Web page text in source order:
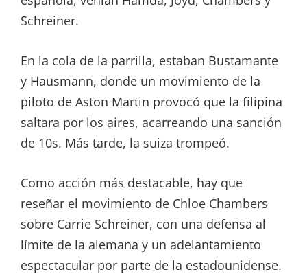
Schreiner.
En la cola de la parrilla, estaban Bustamante
y Hausmann, donde un movimiento de la
piloto de Aston Martin provocó que la filipina
saltara por los aires, acarreando una sanción
de 10s. Más tarde, la suiza trompeó.
Como acción más destacable, hay que
reseñar el movimiento de Chloe Chambers
sobre Carrie Schreiner, con una defensa al
límite de la alemana y un adelantamiento
espectacular por parte de la estadounidense.